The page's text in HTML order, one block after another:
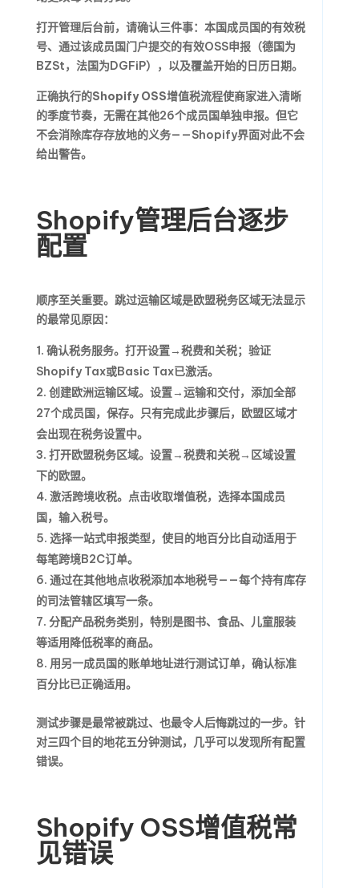
打开管理后台前，请确认三件事：本国成员国的有效税
号、通过该成员国门户提交的有效OSS申报（德国为
BZSt，法国为DGFiP），以及覆盖开始的日历日期。
正确执行的Shopify OSS增值税流程使商家进入清晰
的季度节奏，无需在其他26个成员国单独申报。但它
不会消除库存存放地的义务——Shopify界面对此不会
给出警告。
Shopify管理后台逐步
配置
顺序至关重要。跳过运输区域是欧盟税务区域无法显示
的最常见原因：
确认税务服务。打开设置→税费和关税；验证
Shopify Tax或Basic Tax已激活。
创建欧洲运输区域。设置→运输和交付，添加全部
27个成员国，保存。只有完成此步骤后，欧盟区域才
会出现在税务设置中。
打开欧盟税务区域。设置→税费和关税→区域设置
下的欧盟。
激活跨境收税。点击收取增值税，选择本国成员
国，输入税号。
选择一站式申报类型，使目的地百分比自动适用于
每笔跨境B2C订单。
通过在其他地点收税添加本地税号——每个持有库存
的司法管辖区填写一条。
分配产品税务类别，特别是图书、食品、儿童服装
等适用降低税率的商品。
用另一成员国的账单地址进行测试订单，确认标准
百分比已正确适用。
测试步骤是最常被跳过、也最令人后悔跳过的一步。针
对三四个目的地花五分钟测试，几乎可以发现所有配置
错误。
Shopify OSS增值税常
见错误